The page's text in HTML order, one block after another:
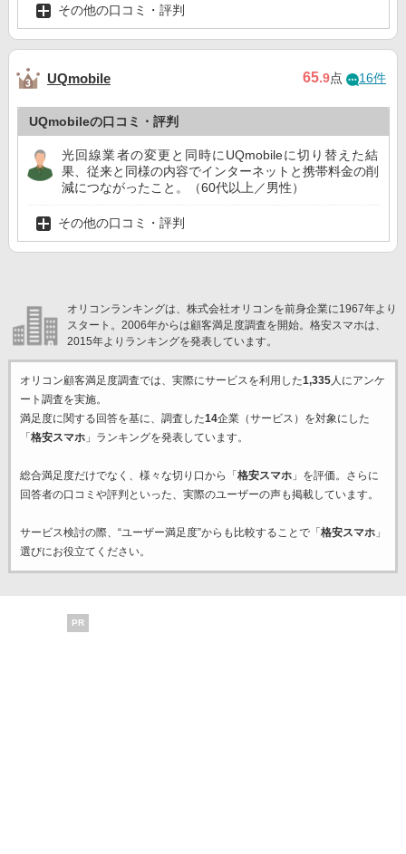
その他の口コミ・評判
UQmobile 65.9点 16件
UQmobileの口コミ・評判
光回線業者の変更と同時にUQmobileに切り替えた結
果、従来と同様の内容でインターネットと携帯料金の削
減につながったこと。（60代以上／男性）
その他の口コミ・評判
オリコンランキングは、株式会社オリコンを前身企業に1967年より
スタート。2006年からは顧客満足度調査を開始。格安スマホは、
2015年よりランキングを発表しています。
オリコン顧客満足度調査では、実際にサービスを利用した1,335人にアンケ
ート調査を実施。
満足度に関する回答を基に、調査した14企業（サービス）を対象にした
「 格安スマホ」ランキングを発表しています。
総合満足度だけでなく、様々な切り口から「 格安スマホ」を評価。さらに
回答者の口コミや評判といった、実際のユーザーの声も掲載しています。
サービス検討の際、“ユーザー満足度”からも比較することで「 格安スマホ」
選びにお役立てください。
PR